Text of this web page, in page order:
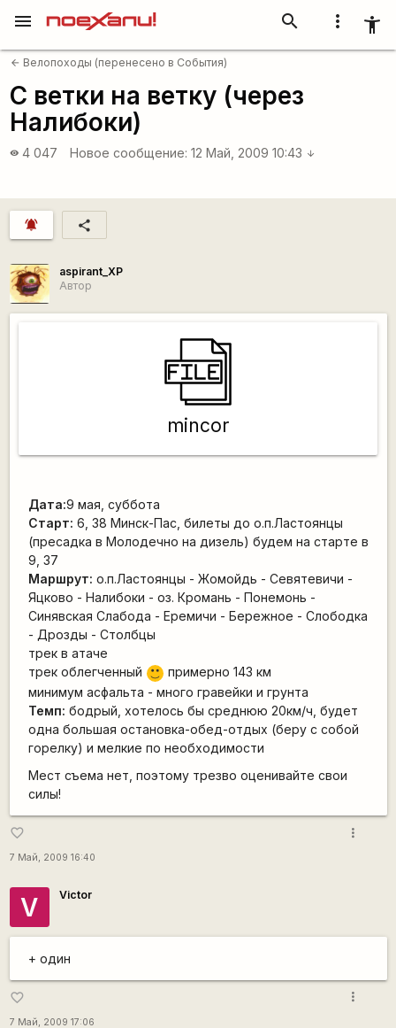
more_vert accessibility_new
search
menu
arrow_back Велопоходы (перенесено в События)
С ветки на ветку (через
Налибоки)
visibility 4 047 Новое сообщение: 12 Май, 2009 10:43 arrow_downward
notifications_active share
aspirant_XP
Автор
mincor
Дата:9 мая, суббота
Старт: 6, 38 Минск-Пас, билеты до о.п.Ластоянцы
(пресадка в Молодечно на дизель) будем на старте в
9, 37
Маршрут: о.п.Ластоянцы - Жомойдь - Севятевичи -
Яцково - Налибоки - оз. Кромань - Понемонь -
Синявская Слабода - Еремичи - Бережное - Слободка
- Дрозды - Столбцы
трек в атаче
трек облегченный
:)
примерно 143 км
минимум асфальта - много гравейки и грунта
Темп: бодрый, хотелось бы среднюю 20км/ч, будет
одна большая остановка-обед-отдых (беру с собой
горелку) и мелкие по необходимости
Мест съема нет, поэтому трезво оценивайте свои
силы!
favorite_border
7 Май, 2009 16:40
more_vert
V Victor
+ один
favorite_border
7 Май, 2009 17:06
more_vert